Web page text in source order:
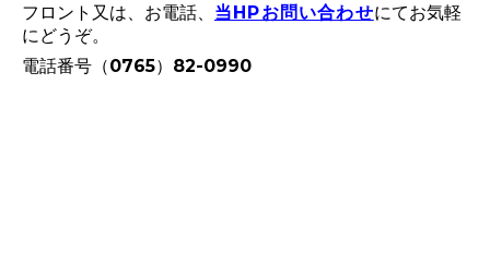
フロント又は、お電話、 当HPお問い合わせにてお気軽
にどうぞ。
電話番号（0765）82-0990